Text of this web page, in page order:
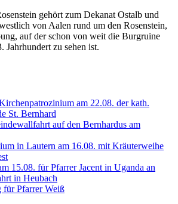
gehört zum Dekanat Ostalb und
von Aalen rund um den Rosenstein,
auf der schon von weit die Burgruine
Jahrhundert zu sehen ist.
am 22.08. der kath.
St. Bernhard
auf den Bernhardus am
in Lautern am 16.08. mit Kräuterweihe
15.08. für Pfarrer Jacent in Uganda an
in Heubach
für Pfarrer Weiß